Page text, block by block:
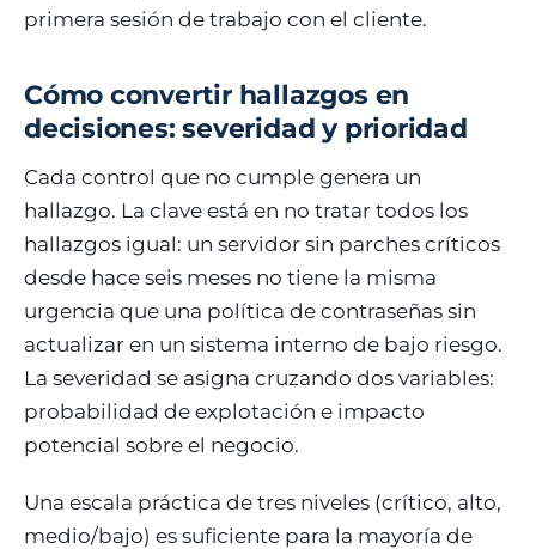
primera sesión de trabajo con el cliente.
Cómo convertir hallazgos en
decisiones: severidad y prioridad
Cada control que no cumple genera un
hallazgo. La clave está en no tratar todos los
hallazgos igual: un servidor sin parches críticos
desde hace seis meses no tiene la misma
urgencia que una política de contraseñas sin
actualizar en un sistema interno de bajo riesgo.
La severidad se asigna cruzando dos variables:
probabilidad de explotación e impacto
potencial sobre el negocio.
Una escala práctica de tres niveles (crítico, alto,
medio/bajo) es suficiente para la mayoría de